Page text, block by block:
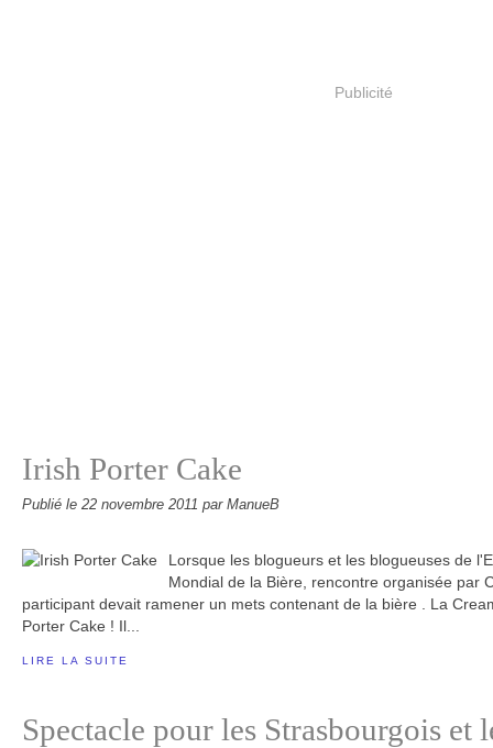
Publicité
Irish Porter Cake
Publié le 22 novembre 2011 par ManueB
Lorsque les blogueurs et les blogueuses de
Mondial de la Bière, rencontre organisée par
participant devait ramener un mets contenant de la bière . La
Porter Cake ! Il...
LIRE LA SUITE
Spectacle pour les Strasbourgois et